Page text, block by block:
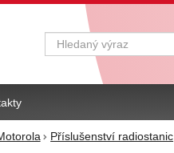
Příslušenství radiostanic
Vyhledávání